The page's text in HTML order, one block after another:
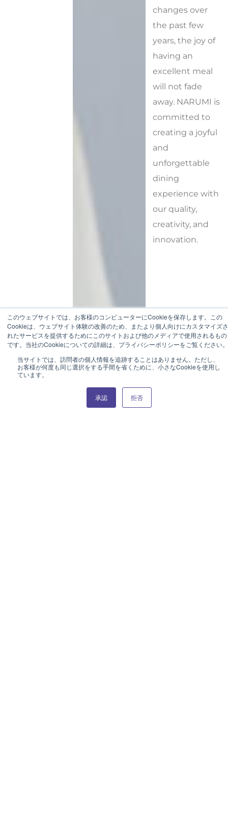
このウェブサイトでは、お客様のコンピューターにCookieを保存します。この
Cookieは、ウェブサイト体験の改善のため、またより個人向けにカスタマイズさ
れたサービスを提供するためにこのサイトおよび他のメディアで使用されるもの
です。当社のCookieについての詳細は、プライバシーポリシーをご覧ください。
当サイトでは、訪問者の個人情報を追跡することはありません。ただし、
お客様が何度も同じ選択をする手間を省くために、小さなCookieを使用し
ています。
承認 拒否
changes over
the past few
years, the joy of
having an
excellent meal
will not fade
away. NARUMI is
committed to
creating a joyful
and
unforgettable
dining
experience with
our quality,
creativity, and
innovation.